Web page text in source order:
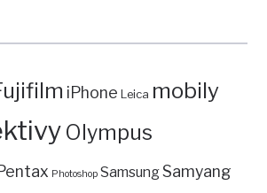
iPhone Leica mobily
Olympus
Photoshop SamsungSamyang